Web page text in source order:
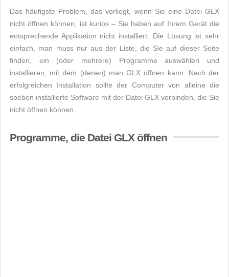
Das häufigste Problem, das vorliegt, wenn Sie eine Datei GLX
nicht öffnen können, ist kurios – Sie haben auf Ihrem Gerät die
entsprechende Applikation nicht installiert. Die Lösung ist sehr
einfach, man muss nur aus der Liste, die Sie auf dieser Seite
finden, ein (oder mehrere) Programme auswählen und
installieren, mit dem (denen) man GLX öffnen kann. Nach der
erfolgreichen Installation sollte der Computer von alleine die
soeben installierte Software mit der Datei GLX verbinden, die Sie
nicht öffnen können.
Programme, die Datei GLX öffnen